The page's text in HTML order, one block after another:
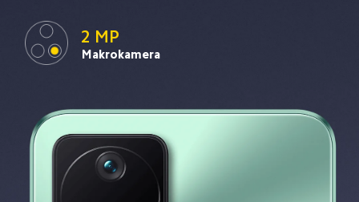
2 MP
Makrokamera